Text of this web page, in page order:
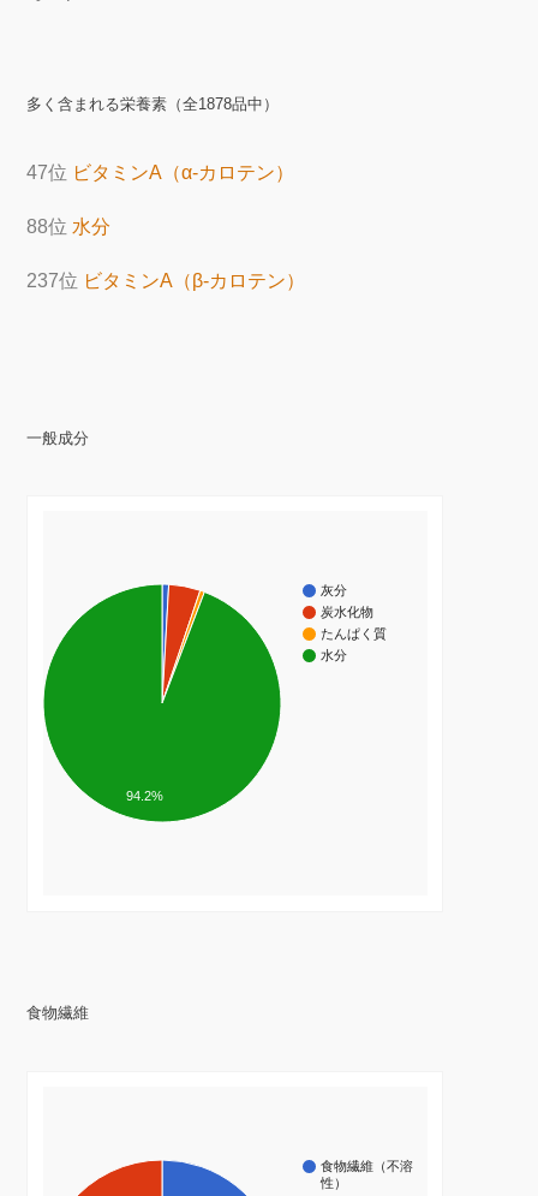
多く含まれる栄養素（全1878品中）
47位 ビタミンA（α-カロテン）
88位 水分
237位 ビタミンA（β-カロテン）
一般成分
灰分
炭水化物
たんぱく質
水分
94.2%
食物繊維
食物繊維（不溶
性）